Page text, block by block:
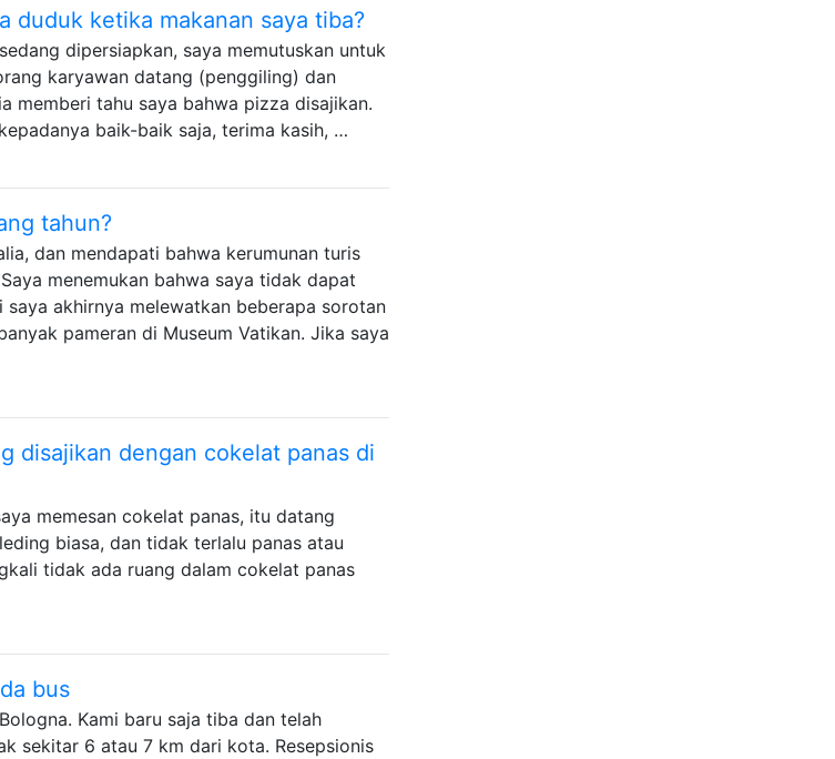
duduk ketika makanan saya tiba?
dipersiapkan, saya memutuskan untuk
karyawan datang (penggiling) dan
memberi tahu saya bahwa pizza disajikan.
baik-baik saja, terima kasih, …
tahun?
dan mendapati bahwa kerumunan turis
menemukan bahwa saya tidak dapat
akhirnya melewatkan beberapa sorotan
pameran di Museum Vatikan. Jika saya
disajikan dengan cokelat panas di
memesan cokelat panas, itu datang
biasa, dan tidak terlalu panas atau
tidak ada ruang dalam cokelat panas
bus
Kami baru saja tiba dan telah
sekitar 6 atau 7 km dari kota. Resepsionis